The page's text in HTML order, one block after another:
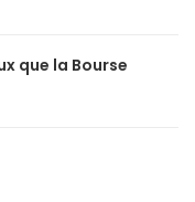
que la Bourse